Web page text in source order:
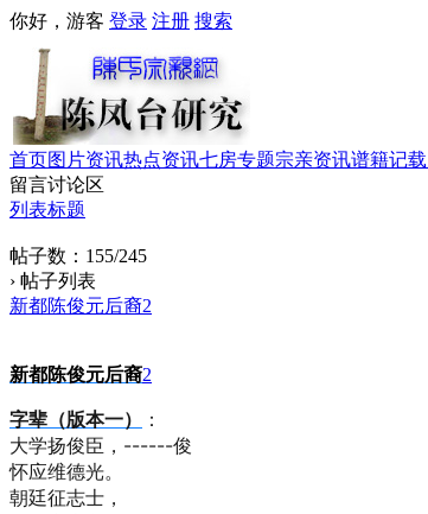
你好，游客 登录 注册 搜索
首页图片资讯热点资讯七房专题宗亲资讯谱籍记载
留言讨论区
列表标题
帖子数：155/245
› 帖子列表
新都陈俊元后裔2
新都陈俊元后裔2
字辈（版本一）
：
大学扬俊臣，------俊
怀应维德光。
朝廷征志士，